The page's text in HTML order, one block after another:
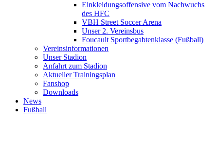
Einkleidungsoffensive vom Nachwuchs
des HFC
VBH Street Soccer Arena
Unser 2. Vereinsbus
Foucault Sportbegabtenklasse (Fußball)
Vereinsinformationen
Unser Stadion
Anfahrt zum Stadion
Aktueller Trainingsplan
Fanshop
Downloads
News
Fußball